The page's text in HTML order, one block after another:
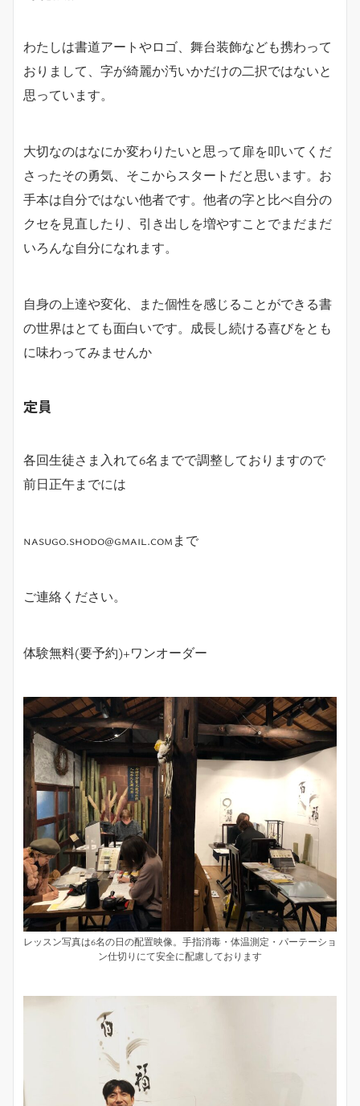
わたしは書道アートやロゴ、舞台装飾なども携わって
おりまして、字が綺麗か汚いかだけの二択ではないと
思っています。
大切なのはなにか変わりたいと思って扉を叩いてくだ
さったその勇気、そこからスタートだと思います。お
手本は自分ではない他者です。他者の字と比べ自分の
クセを見直したり、引き出しを増やすことでまだまだ
いろんな自分になれます。
自身の上達や変化、また個性を感じることができる書
の世界はとても面白いです。成長し続ける喜びをとも
に味わってみませんか
定員
各回生徒さま入れて6名までで調整しておりますので
前日正午までには
nasugo.shodo@gmail.comまで
ご連絡ください。
体験無料(要予約)+ワンオーダー
レッスン写真は6名の日の配置映像。手指消毒・体温測定・パーテーショ
ン仕切りにて安全に配慮しております